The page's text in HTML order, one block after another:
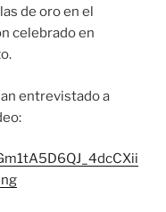
de oro en el
celebrado en
entrevistado a